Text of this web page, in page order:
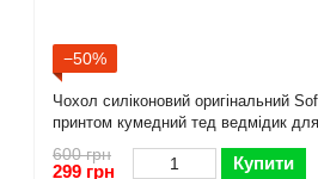
−50%
Чохол силіконовий оригінальний
принтом кумедний тед ведмідик
Galaxy A26 (SM-A266) рожевий
камери)
600 грн
299 грн Купити